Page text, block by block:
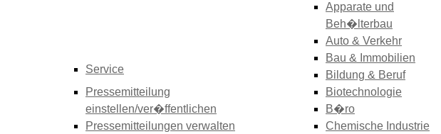
Service
Pressemitteilung
einstellen/ver�ffentlichen
Pressemitteilungen verwalten
Apparate und
Beh�lterbau
Auto & Verkehr
Bau & Immobilien
Bildung & Beruf
Biotechnologie
B�ro
Chemische Industrie